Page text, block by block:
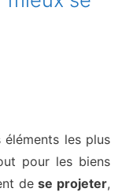
les plus
pour les biens
dese projeter,